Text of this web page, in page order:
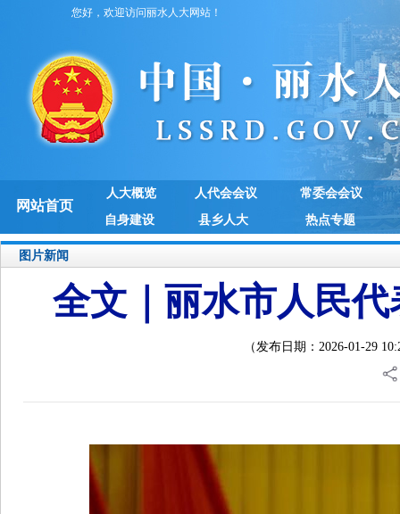
您好，欢迎访问丽水人大网站！
网站首页
人大概览 人代会会议
常委会会议
自身建设
县乡人大 热点专题
图片新闻
全文｜丽水市人民
（发布日期：2026-01-29